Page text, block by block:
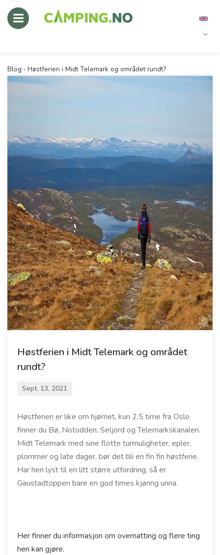
Blog › Høstferien i Midt Telemark og området rundt?
Høstferien i Midt Telemark og området
rundt?
Sept. 13, 2021
Høstferien er like om hjørnet, kun 2,5 time fra Oslo
finner du Bø, Notodden, Seljord og Telemarkskanalen.
Midt Telemark med sine flotte turmuligheter, epler,
plommer og late dager, bør det bli en fin fin høstferie.
Har hen lyst til en litt større utfordring, så er
Gaustadtoppen bare en god times kjøring unna.
Her finner du informasjon om overnatting og flere ting
hen kan gjøre.